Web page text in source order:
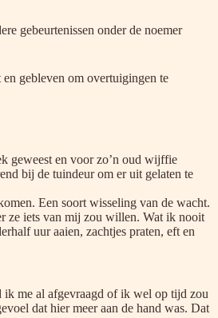
gebeurtenissen onder de noemer
gebleven om overtuigingen te
geweest en voor zo’n oud wijffie
bij de tuindeur om er uit gelaten te
Een soort wisseling van de wacht.
ze iets van mij zou willen. Wat ik nooit
uur aaien, zachtjes praten, eft en
ik me al afgevraagd of ik wel op tijd zou
dat hier meer aan de hand was. Dat